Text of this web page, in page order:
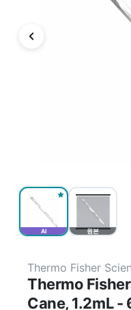
AI 원본
Thermo Fisher
Thermo
Cane, 1.2mL -